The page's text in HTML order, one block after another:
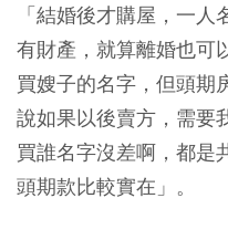
「結婚後才購屋，一
有財產，就算離婚也可
買嫂子的名字，但頭期
說如果以後賣方，需要
買誰名字沒差啊，都是
頭期款比較實在」。